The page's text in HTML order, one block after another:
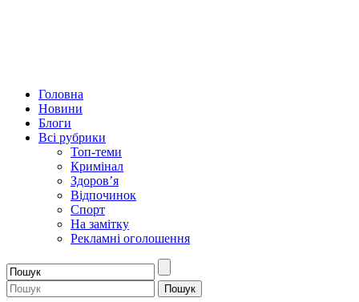
Головна
Новини
Блоги
Всі рубрики
Топ-теми
Кримінал
Здоров’я
Відпочинок
Спорт
На замітку
Рекламні оголошення